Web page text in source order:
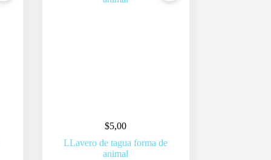
$5,00
LLavero de tagua forma de
animal